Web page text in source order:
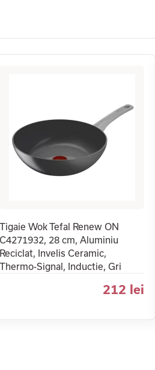
Tigaie Wok Tefal Renew ON
C4271932, 28 cm, Aluminiu
Reciclat, Invelis Ceramic,
Thermo-Signal, Inductie, Gri
212 lei